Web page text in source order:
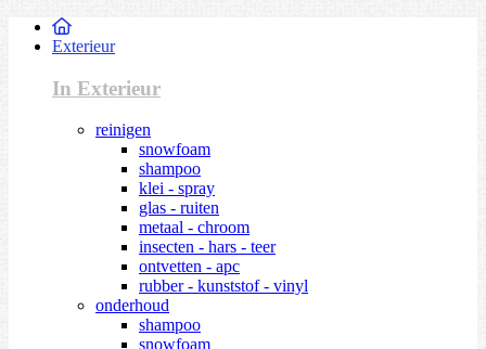
Exterieur
In Exterieur
reinigen
snowfoam
shampoo
klei - spray
glas - ruiten
metaal - chroom
insecten - hars - teer
ontvetten - apc
rubber - kunststof - vinyl
onderhoud
shampoo
snowfoam